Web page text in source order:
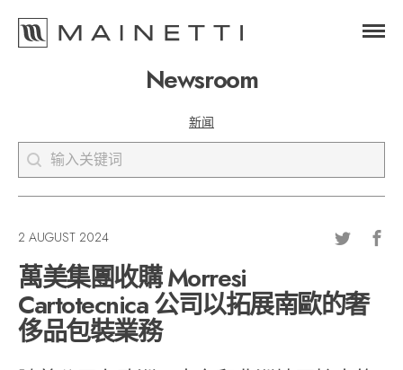
Newsroom
News Type
新闻
Keyword
Search content
2 AUGUST 2024
萬美集團收購 Morresi
Cartotecnica 公司以拓展南歐的奢
侈品包裝業務